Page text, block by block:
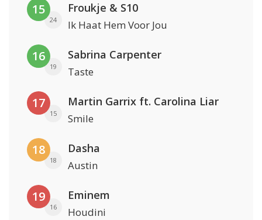
15
24
Froukje & S10
Ik Haat Hem Voor Jou
16
19
Sabrina Carpenter
Taste
17
15
Martin Garrix ft. Carolina Liar
Smile
18
18
Dasha
Austin
19
16
Eminem
Houdini